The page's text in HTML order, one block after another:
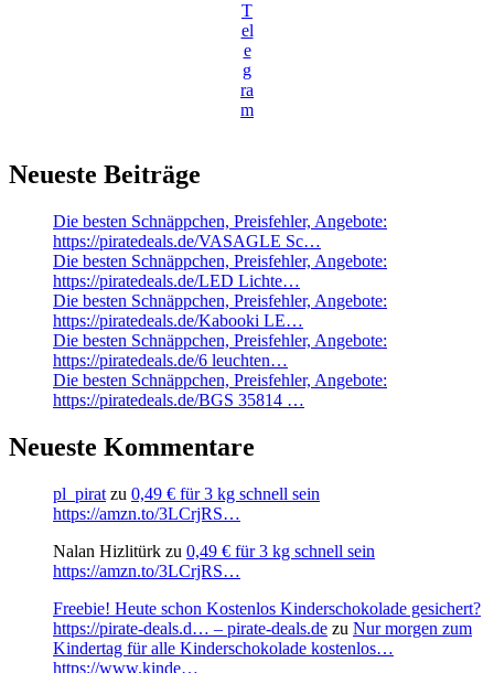
T
el
e
g
ra
m
Neueste Beiträge
Die besten Schnäppchen, Preisfehler, Angebote:
https://piratedeals.de/VASAGLE Sc…
Die besten Schnäppchen, Preisfehler, Angebote:
https://piratedeals.de/LED Lichte…
Die besten Schnäppchen, Preisfehler, Angebote:
https://piratedeals.de/Kabooki LE…
Die besten Schnäppchen, Preisfehler, Angebote:
https://piratedeals.de/6 leuchten…
Die besten Schnäppchen, Preisfehler, Angebote:
https://piratedeals.de/BGS 35814 …
Neueste Kommentare
pl_pirat zu 0,49 € für 3 kg schnell sein
https://amzn.to/3LCrjRS…
Nalan Hizlitürk zu 0,49 € für 3 kg schnell sein
https://amzn.to/3LCrjRS…
Freebie! Heute schon Kostenlos Kinderschokolade gesichert?
https://pirate-deals.d… – pirate-deals.de zu Nur morgen zum
Kindertag für alle Kinderschokolade kostenlos…
https://www.kinde…